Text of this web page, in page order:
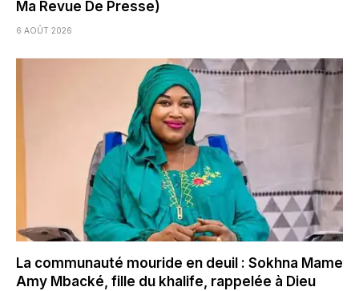
Ma Revue De Presse)
6 AOÛT 2026
La communauté mouride en deuil : Sokhna Mame
Amy Mbacké, fille du khalife, rappelée à Dieu